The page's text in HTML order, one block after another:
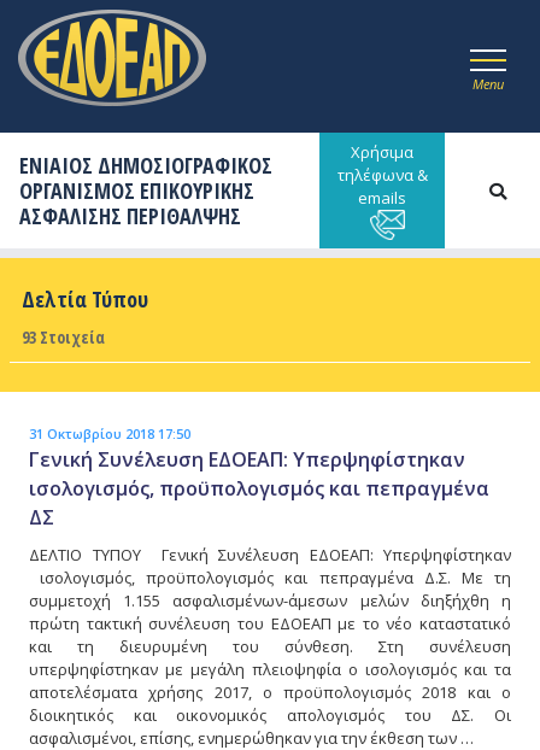
Menu
ΕΝΙΑΙΟΣ ΔΗΜΟΣΙΟΓΡΑΦΙΚΟΣ
ΟΡΓΑΝΙΣΜΟΣ ΕΠΙΚΟΥΡΙΚΗΣ
ΑΣΦΑΛΙΣΗΣ ΠΕΡΙΘΑΛΨΗΣ
Χρήσιμα
τηλέφωνα &
emails
Δελτία Τύπου
93 Στοιχεία
31 Οκτωβρίου 2018 17:50
Γενική Συνέλευση ΕΔΟΕΑΠ: Υπερψηφίστηκαν
ισολογισμός, προϋπολογισμός και πεπραγμένα
ΔΣ
ΔΕΛΤΙΟ ΤΥΠΟΥ Γενική Συνέλευση ΕΔΟΕΑΠ: Υπερψηφίστηκαν
ισολογισμός, προϋπολογισμός και πεπραγμένα Δ.Σ. Με τη
συμμετοχή 1.155 ασφαλισμένων-άμεσων μελών διηξήχθη η
πρώτη τακτική συνέλευση του ΕΔΟΕΑΠ με το νέο καταστατικό
και τη διευρυμένη του σύνθεση. Στη συνέλευση
υπερψηφίστηκαν με μεγάλη πλειοψηφία ο ισολογισμός και τα
αποτελέσματα χρήσης 2017, ο προϋπολογισμός 2018 και ο
διοικητικός και οικονομικός απολογισμός του ΔΣ. Οι
ασφαλισμένοι, επίσης, ενημερώθηκαν για την έκθεση των …